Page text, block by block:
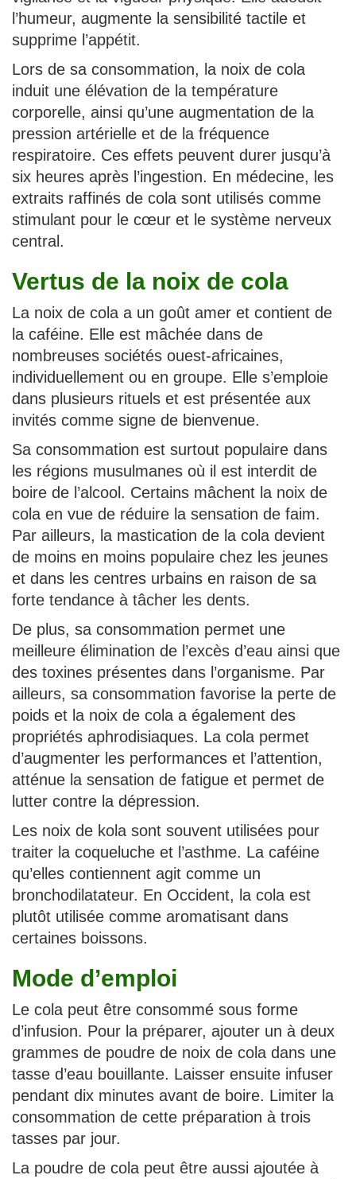
l’humeur, augmente la sensibilité tactile et
supprime l’appétit.
Lors de sa consommation, la noix de cola
induit une élévation de la température
corporelle, ainsi qu’une augmentation de la
pression artérielle et de la fréquence
respiratoire. Ces effets peuvent durer jusqu’à
six heures après l’ingestion. En médecine, les
extraits raffinés de cola sont utilisés comme
stimulant pour le cœur et le système nerveux
central.
Vertus de la noix de cola
La noix de cola a un goût amer et contient de
la caféine. Elle est mâchée dans de
nombreuses sociétés ouest-africaines,
individuellement ou en groupe. Elle s’emploie
dans plusieurs rituels et est présentée aux
invités comme signe de bienvenue.
Sa consommation est surtout populaire dans
les régions musulmanes où il est interdit de
boire de l’alcool. Certains mâchent la noix de
cola en vue de réduire la sensation de faim.
Par ailleurs, la mastication de la cola devient
de moins en moins populaire chez les jeunes
et dans les centres urbains en raison de sa
forte tendance à tâcher les dents.
De plus, sa consommation permet une
meilleure élimination de l’excès d’eau ainsi que
des toxines présentes dans l’organisme. Par
ailleurs, sa consommation favorise la perte de
poids et la noix de cola a également des
propriétés aphrodisiaques. La cola permet
d’augmenter les performances et l’attention,
atténue la sensation de fatigue et permet de
lutter contre la dépression.
Les noix de kola sont souvent utilisées pour
traiter la coqueluche et l’asthme. La caféine
qu’elles contiennent agit comme un
bronchodilatateur. En Occident, la cola est
plutôt utilisée comme aromatisant dans
certaines boissons.
Mode d’emploi
Le cola peut être consommé sous forme
d’infusion. Pour la préparer, ajouter un à deux
grammes de poudre de noix de cola dans une
tasse d’eau bouillante. Laisser ensuite infuser
pendant dix minutes avant de boire. Limiter la
consommation de cette préparation à trois
tasses par jour.
La poudre de cola peut être aussi ajoutée à